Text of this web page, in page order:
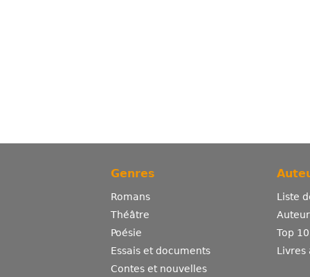
Genres
Romans
Théâtre
Poésie
Essais et documents
Contes et nouvelles
Liste
Top
Livres